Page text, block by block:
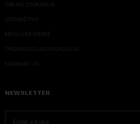
ONLINE EDUKACIJE
IZDAVAŠTVO
MEDIJSKE OBUKE
ORGANIZACIJA DOGADJAJA
EKONOM I JA
NEWSLETTER